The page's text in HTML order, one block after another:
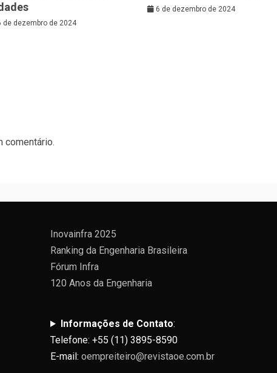
de dezembro de 2024
6 de dezembro de 2024
comentário.
Inovainfra 2025
Ranking da Engenharia Brasileira
Fórum Infra
120 Anos da Engenharia
Informações de Contato:
Telefone: +55 (11) 3895-8590
E-mail: oempreiteiro@revistaoe.com.br